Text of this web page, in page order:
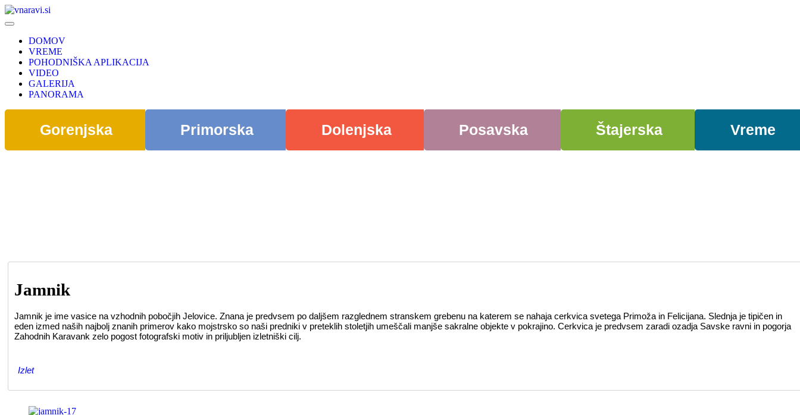
DOMOV
VREME
POHODNIŠKA APLIKACIJA
VIDEO
GALERIJA
PANORAMA
Gorenjska Primorska Dolenjska Posavska Štajerska Vreme
Jamnik
Jamnik je ime vasice na vzhodnih pobočjih Jelovice. Znana je predvsem po daljšem razglednem stranskem grebenu na katerem se nahaja cerkvica svetega Primoža in Felicijana. Slednja je tipičen in
eden izmed naših najbolj znanih primerov kako mojstrsko so naši predniki v preteklih stoletjih umeščali manjše sakralne objekte v pokrajino. Cerkvica je predvsem zaradi ozadja Savske ravni in pogorja
Zahodnih Karavank zelo pogost fotografski motiv in priljubljen izletniški cilj.
Izlet